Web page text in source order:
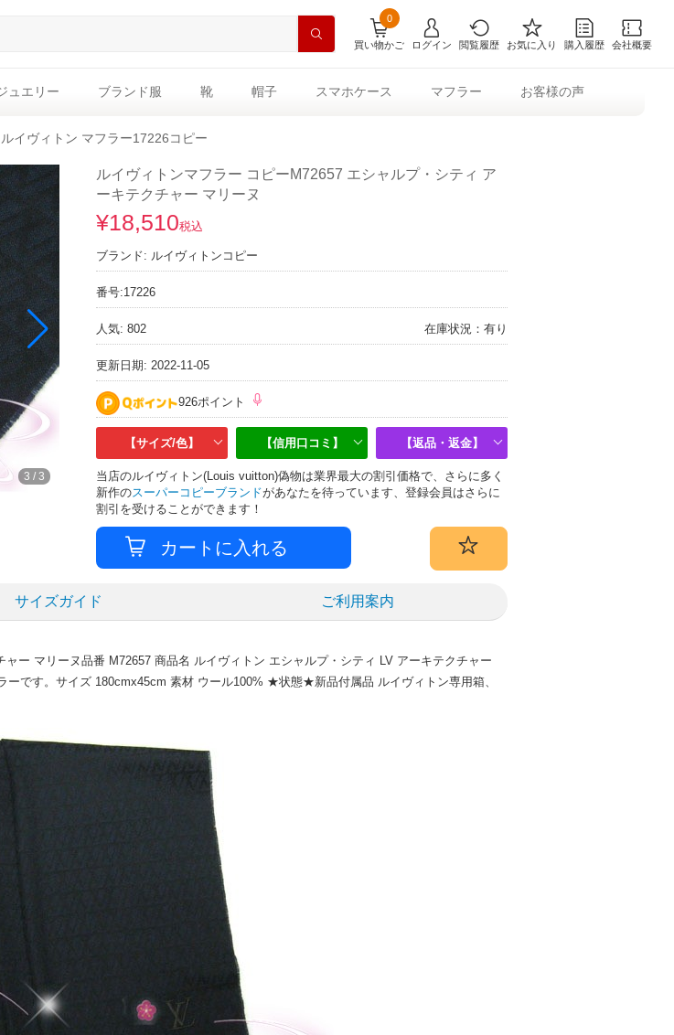
買い物かご
0
ログイン 閲覧履歴 お気に入り 購入履歴 会社概要
ュエリー ブランド服 靴 帽子 スマホケース マフラー お客様の声
ルイヴィトン マフラー17226コピー
3 / 3
ルイヴィトンマフラー コピーM72657 エシャルプ・シティ ア
ーキテクチャー マリーヌ
¥18,510税込
ブランド: ルイヴィトンコピー
番号:17226
人気: 802 在庫状況：有り
更新日期: 2022-11-05
926ポイント
【サイズ/色】 【信用口コミ】 【返品・返金】
当店のルイヴィトン(Louis vuitton)偽物は業界最大の割引価格で、さらに多く
新作のスーパーコピーブランドがあなたを待っています、登録会員はさらに
割引を受けることができます！
サイズガイド ご利用案内
ー マリーヌ品番 M72657 商品名 ルイヴィトン エシャルプ・シティ LV アーキテクチャー
です。サイズ 180cmx45cm 素材 ウール100% ★状態★新品付属品 ルイヴィトン専用箱、